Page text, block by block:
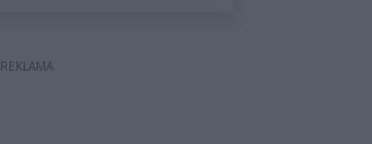
REKLAMA